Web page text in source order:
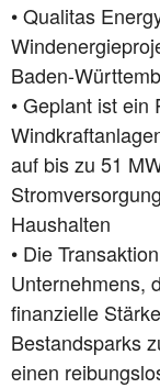
• Qualitas
Baden-
• Geplant ist
auf bis zu 51
Haushalten
• Die
Unternehmens,
finanzielle
Bestandsparks
einen